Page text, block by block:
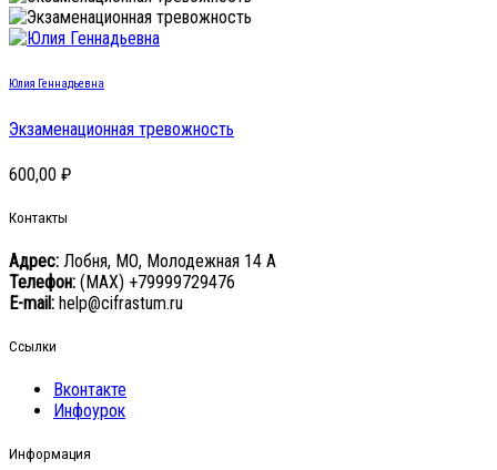
Юлия Геннадьевна
Экзаменационная тревожность
600,00 ₽
Контакты
Адрес: Лобня, МО, Молодежная 14 А
Телефон: (MAX) +79999729476
E-mail: help@cifrastum.ru
Ссылки
Вконтакте
Инфоурок
Информация